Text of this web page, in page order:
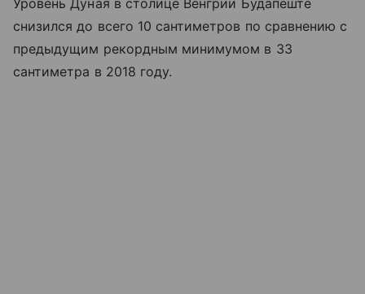
Уровень Дуная в столице Венгрии Будапеште
снизился до всего 10 сантиметров по сравнению с
предыдущим рекордным минимумом в 33
сантиметра в 2018 году.